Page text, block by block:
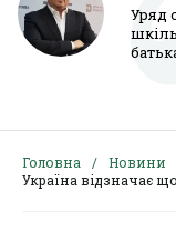
Уряд
Головна Новини
Україна відзначає